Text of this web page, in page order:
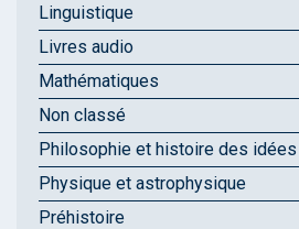
Linguistique
Livres audio
Mathématiques
Non classé
Philosophie et histoire des idées
Physique et astrophysique
Préhistoire